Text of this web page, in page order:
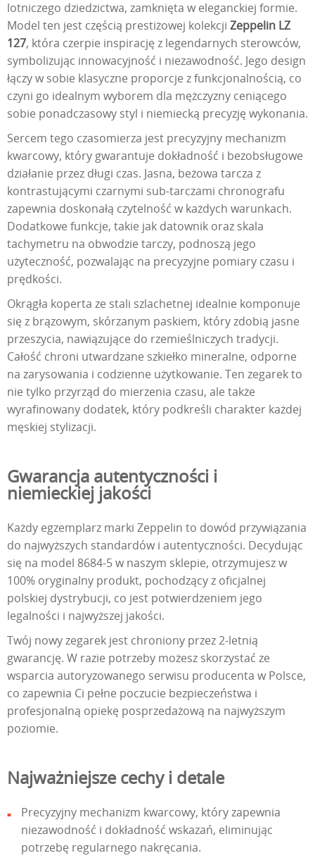
lotniczego dziedzictwa, zamknięta w eleganckiej formie.
Model ten jest częścią prestiżowej kolekcji Zeppelin LZ
127, która czerpie inspirację z legendarnych sterowców,
symbolizując innowacyjność i niezawodność. Jego design
łączy w sobie klasyczne proporcje z funkcjonalnością, co
czyni go idealnym wyborem dla mężczyzny ceniącego
sobie ponadczasowy styl i niemiecką precyzję wykonania.
Sercem tego czasomierza jest precyzyjny mechanizm
kwarcowy, który gwarantuje dokładność i bezobsługowe
działanie przez długi czas. Jasna, beżowa tarcza z
kontrastującymi czarnymi sub-tarczami chronografu
zapewnia doskonałą czytelność w każdych warunkach.
Dodatkowe funkcje, takie jak datownik oraz skala
tachymetru na obwodzie tarczy, podnoszą jego
użyteczność, pozwalając na precyzyjne pomiary czasu i
prędkości.
Okrągła koperta ze stali szlachetnej idealnie komponuje
się z brązowym, skórzanym paskiem, który zdobią jasne
przeszycia, nawiązujące do rzemieślniczych tradycji.
Całość chroni utwardzane szkiełko mineralne, odporne
na zarysowania i codzienne użytkowanie. Ten zegarek to
nie tylko przyrząd do mierzenia czasu, ale także
wyrafinowany dodatek, który podkreśli charakter każdej
męskiej stylizacji.
Gwarancja autentyczności i
niemieckiej jakości
Każdy egzemplarz marki Zeppelin to dowód przywiązania
do najwyższych standardów i autentyczności. Decydując
się na model 8684-5 w naszym sklepie, otrzymujesz w
100% oryginalny produkt, pochodzący z oficjalnej
polskiej dystrybucji, co jest potwierdzeniem jego
legalności i najwyższej jakości.
Twój nowy zegarek jest chroniony przez 2-letnią
gwarancję. W razie potrzeby możesz skorzystać ze
wsparcia autoryzowanego serwisu producenta w Polsce,
co zapewnia Ci pełne poczucie bezpieczeństwa i
profesjonalną opiekę posprzedażową na najwyższym
poziomie.
Najważniejsze cechy i detale
Precyzyjny mechanizm kwarcowy, który zapewnia
niezawodność i dokładność wskazań, eliminując
potrzebę regularnego nakręcania.